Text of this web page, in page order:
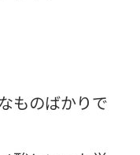
ものばかりで